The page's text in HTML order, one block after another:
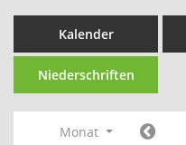
Kalender
Niederschriften
Monat